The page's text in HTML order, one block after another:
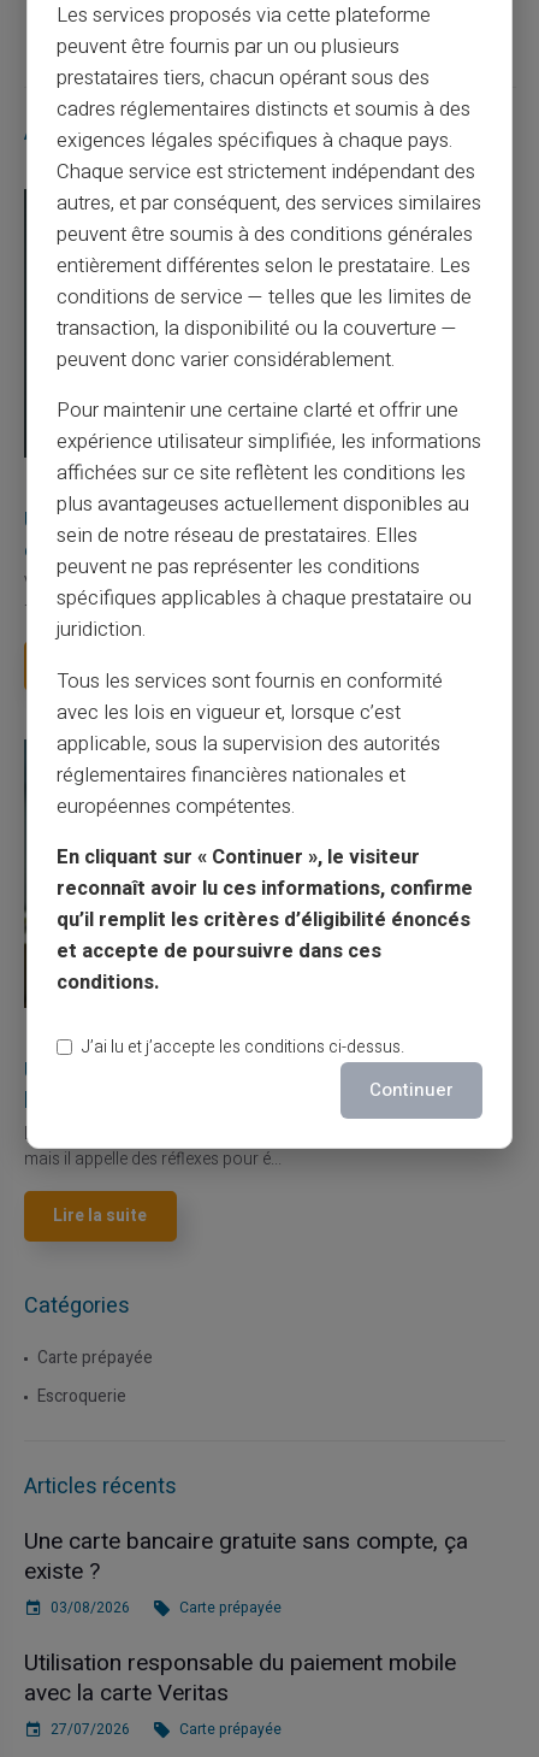
Articles similaires
03/08/2026 Veritas Carte prépayée
Une carte bancaire gratuite sans compte, ça
existe ?
Vous avez tapé cette recherche parce que votre banque vous
facture 50 € par an pour une carte que vo...
27/07/2026 Veritas Carte prépayée
Utilisation responsable du paiement mobile avec
la carte Veritas
Le paiement mobile s'est imposé dans les habitudes quotidiennes,
mais il appelle des réflexes pour é...
Lire la suite
Catégories
Carte prépayée
Escroquerie
Articles récents
Une carte bancaire gratuite sans compte, ça
existe ?
03/08/2026 Carte prépayée
Utilisation responsable du paiement mobile
avec la carte Veritas
27/07/2026 Carte prépayée
Les services proposés via cette plateforme
peuvent être fournis par un ou plusieurs
prestataires tiers, chacun opérant sous des
cadres réglementaires distincts et soumis à des
exigences légales spécifiques à chaque pays.
Chaque service est strictement indépendant des
autres, et par conséquent, des services similaires
peuvent être soumis à des conditions générales
entièrement différentes selon le prestataire. Les
conditions de service — telles que les limites de
transaction, la disponibilité ou la couverture —
peuvent donc varier considérablement.
Pour maintenir une certaine clarté et offrir une
expérience utilisateur simplifiée, les informations
affichées sur ce site reflètent les conditions les
plus avantageuses actuellement disponibles au
sein de notre réseau de prestataires. Elles
peuvent ne pas représenter les conditions
spécifiques applicables à chaque prestataire ou
juridiction.
Tous les services sont fournis en conformité
avec les lois en vigueur et, lorsque c’est
applicable, sous la supervision des autorités
réglementaires financières nationales et
européennes compétentes.
En cliquant sur « Continuer », le visiteur
reconnaît avoir lu ces informations, confirme
qu’il remplit les critères d’éligibilité énoncés
et accepte de poursuivre dans ces
conditions.
J’ai lu et j’accepte les conditions ci-dessus.
Continuer